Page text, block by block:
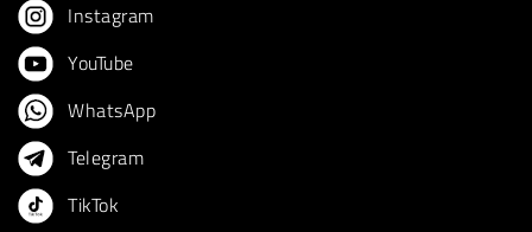
Instagram
YouTube
WhatsApp
Telegram
TikTok